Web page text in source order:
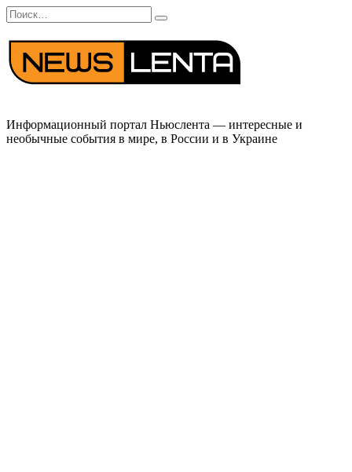
Перейти
к
содержанию
Search
for:
Информационный портал Ньюслента — интересные и
необычные события в мире, в России и в Украине